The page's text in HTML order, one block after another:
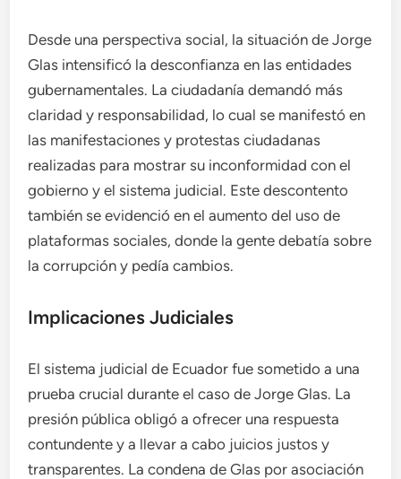
Desde una perspectiva social, la situación de Jorge
Glas intensificó la desconfianza en las entidades
gubernamentales. La ciudadanía demandó más
claridad y responsabilidad, lo cual se manifestó en
las manifestaciones y protestas ciudadanas
realizadas para mostrar su inconformidad con el
gobierno y el sistema judicial. Este descontento
también se evidenció en el aumento del uso de
plataformas sociales, donde la gente debatía sobre
la corrupción y pedía cambios.
Implicaciones Judiciales
El sistema judicial de Ecuador fue sometido a una
prueba crucial durante el caso de Jorge Glas. La
presión pública obligó a ofrecer una respuesta
contundente y a llevar a cabo juicios justos y
transparentes. La condena de Glas por asociación